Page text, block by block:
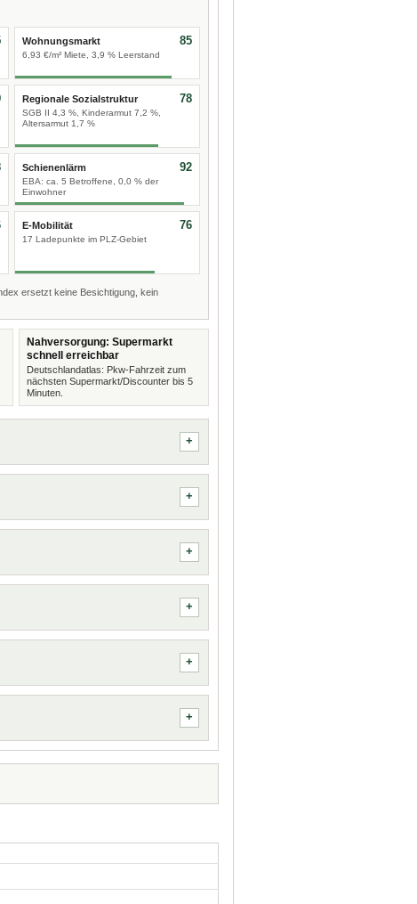
Wohnungsmarkt
6,93 €/m² Miete, 3,9 % Leerstand
85
Regionale Sozialstruktur
SGB II 4,3 %, Kinderarmut 7,2 %,
Altersarmut 1,7 %
78
Schienenlärm
EBA: ca. 5 Betroffene, 0,0 % der
Einwohner
92
E-Mobilität
17 Ladepunkte im PLZ-Gebiet
76
ersetzt keine Besichtigung, kein
Nahversorgung: Supermarkt
schnell erreichbar
Deutschlandatlas: Pkw-Fahrzeit zum
nächsten Supermarkt/Discounter bis 5
Minuten.